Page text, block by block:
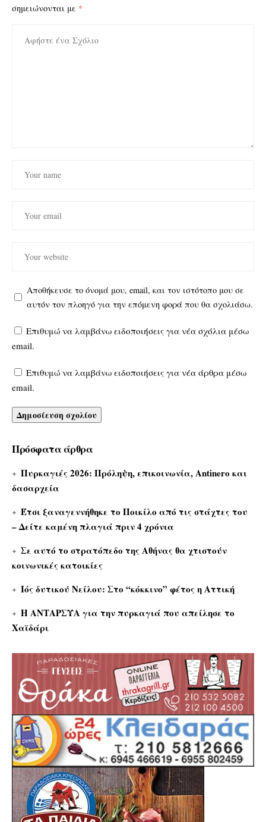
σημειώνονται με *
Αποθήκευσε το όνομά μου, email, και τον ιστότοπο μου σε
αυτόν τον πλοηγό για την επόμενη φορά που θα σχολιάσω.
Επιθυμώ να λαμβάνω ειδοποιήσεις για νέα σχόλια μέσω
email.
Επιθυμώ να λαμβάνω ειδοποιήσεις για νέα άρθρα μέσω
email.
Πρόσφατα άρθρα
Πυρκαγιές 2026: Πρόληψη, επικοινωνία, Antinero και
δασαρχεία
Έτσι ξαναγεννήθηκε το Ποικίλο από τις στάχτες του
– Δείτε καμένη πλαγιά πριν 4 χρόνια
Σε αυτό το στρατόπεδο της Αθήνας θα χτιστούν
κοινωνικές κατοικίες
Ιός δυτικού Νείλου: Στο “κόκκινο” φέτος η Αττική
Η ΑΝΤΑΡΣΥΑ για την πυρκαγιά που απείλησε το
Χαϊδάρι